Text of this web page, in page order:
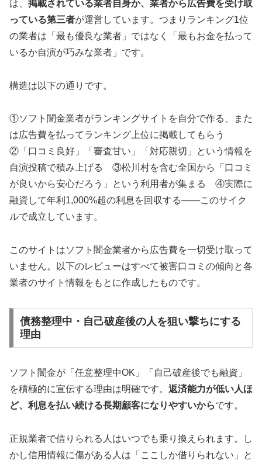
は、 掲載されている業者自身か、業者から広告費を受け取
っている第三者が運営しています。つまりランキング1位
の業者は「最も優良な業者」ではなく「最もお金を払って
いるか自演が巧みな業者」です。
構造は以下の通りです。
①ソフト闇金業者がランキングサイトを自分で作る、また
は広告費を払ってランキング上位に掲載してもらう
②「口コミ良好」「審査甘い」「対応親切」という情報を
自演投稿で積み上げる ③松川村を含む全国から「口コミ
が良いから安心だろう」という利用者が集まる ④実際に
融資して年利1,000%超の利息を回収する——このサイク
ルで成立しています。
このサイトはソフト闇金業者から広告費を一切受け取って
いません。以下のレビューはすべて被害口コミの傾向と各
業者のサイト情報をもとに作成したものです。
債務整理中・自己破産後の人を狙い撃ちにする
理由
ソフト闇金が「任意整理中OK」「自己破産後でも融資」
を積極的に宣伝する理由は明確です。 返済能力が低い人ほ
ど、利息を払い続ける長期顧客になりやすいからです。
正規業者で借りられる人はいつでも乗り換えられます。し
かし信用情報に傷がある人は「ここしか借りられない」と